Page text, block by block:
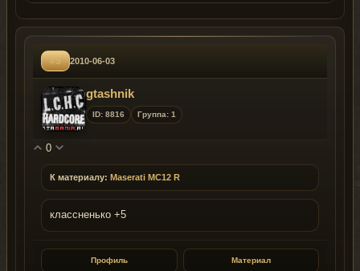
#5 2010-06-03
gtashnik
ID: 8816 Группа: 1
0
К материалу: Maserati MC12 R
классненько +5
Профиль Материал